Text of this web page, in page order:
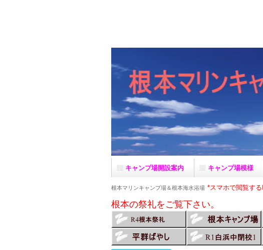
根本マリンキャンプ場＆根本海水浴場 *スマホで閲覧す
根本の祭礼をご覧下さい。
キャンプ場開設案内 キャンプ場模様